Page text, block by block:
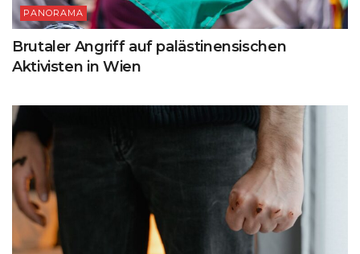
PANORAMA
Brutaler Angriff auf palästinensischen
Aktivisten in Wien